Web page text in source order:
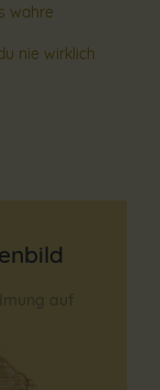
wahre
nie wirklich